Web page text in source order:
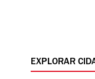
EXPLORAR